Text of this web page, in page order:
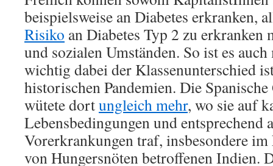
beispielsweise an Diabetes erkranken,
Risiko an Diabetes Typ 2 zu erkranken
und sozialen Umständen. So ist es
wichtig dabei der Klassenunterschied
historischen Pandemien. Die
wütete dortungleich mehr, wo sie auf
Lebensbedingungen und entsprechend
Vorerkrankungen traf, insbesondere
von Hungersnöten betroffenen Indien.